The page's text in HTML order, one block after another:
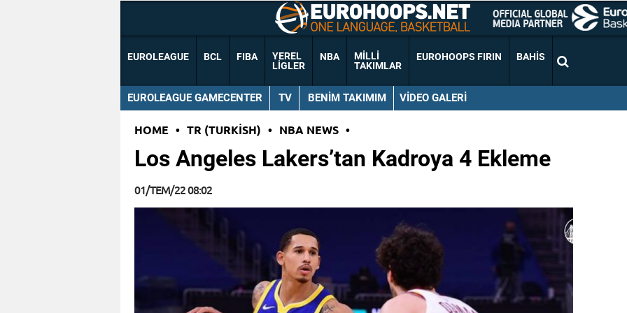
EUROLEAGUE BCL FIBA
YEREL
LIGLER
NBA
MILLI
TAKIMLAR
EUROHOOPS FIRIN BAHIS
EUROLEAGUE GAMECENTER TV BENIM TAKIMIM VIDEO GALERI
HOME • TR (TURKISH) • NBA NEWS •
Los Angeles Lakers’tan Kadroya 4 Ekleme
01/TEM/22 08:02